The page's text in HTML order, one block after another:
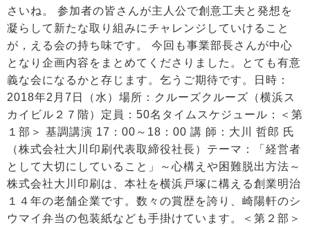
さいね。 参加者の皆さんが主人公で創意工夫と発想を
凝らして新たな取り組みにチャレンジしていけること
が，える会の持ち味です。 今回も事業部長さんが中心
となり企画内容をまとめてくださりました。とても有意
義な会になるかと存じます。乞うご期待です。日時：
2018年2月7日（水）場所：クルーズクルーズ（横浜ス
カイビル２７階）定員：50名タイムスケジュール：＜第
１部＞ 基調講演 17：00～18：00 講 師：大川 哲郎 氏
（株式会社大川印刷代表取締役社長）テーマ：「経営者
として大切にしていること」～心構えや困難脱出方法～
株式会社大川印刷は、本社を横浜戸塚に構える創業明治
１４年の老舗企業です。数々の賞歴を誇り、崎陽軒のシ
ウマイ弁当の包装紙なども手掛けています。＜第２部＞